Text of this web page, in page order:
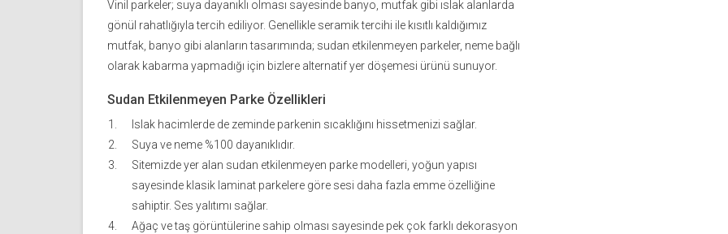
Vinil parkeler; suya dayanıklı olması sayesinde banyo, mutfak gibi ıslak alanlarda
gönül rahatlığıyla tercih ediliyor. Genellikle seramik tercihi ile kısıtlı kaldığımız
mutfak, banyo gibi alanların tasarımında; sudan etkilenmeyen parkeler, neme bağlı
olarak kabarma yapmadığı için bizlere alternatif yer döşemesi ürünü sunuyor.
Sudan Etkilenmeyen Parke Özellikleri
Islak hacimlerde de zeminde parkenin sıcaklığını hissetmenizi sağlar.
Suya ve neme %100 dayanıklıdır.
Sitemizde yer alan sudan etkilenmeyen parke modelleri, yoğun yapısı
sayesinde klasik laminat parkelere göre sesi daha fazla emme özelliğine
sahiptir. Ses yalıtımı sağlar.
Ağaç ve taş görüntülerine sahip olması sayesinde pek çok farklı dekorasyon